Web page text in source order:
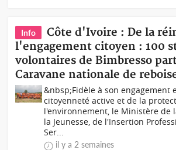
Info
Côte d'Ivoire : De la
l'engagement citoyen : 100
volontaires de Bimbresso
Caravane nationale de
&nbsp;Fidèle à son engagement
citoyenneté active et de la
l'environnement, le Ministère de
la Jeunesse, de l'Insertion
Ser...
il y a 2 semaines